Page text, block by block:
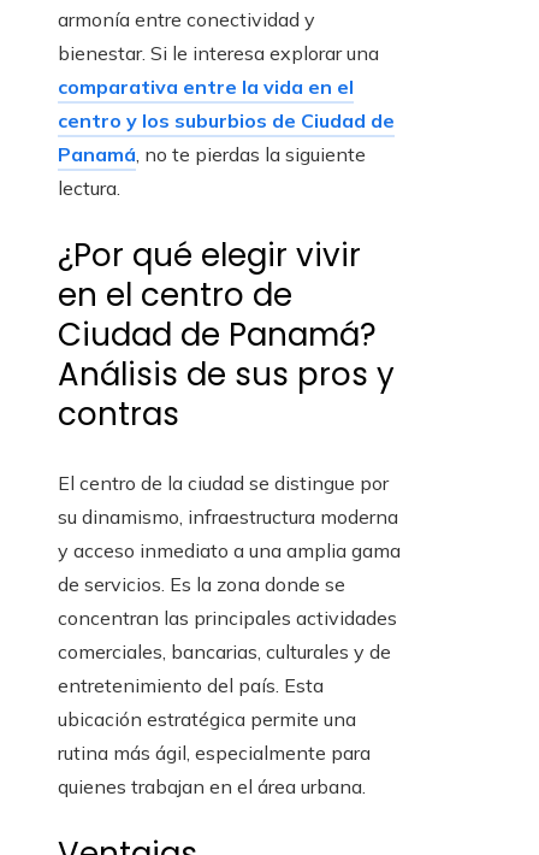
armonía entre conectividad y
bienestar. Si le interesa explorar una
comparativa entre la vida en el
centro y los suburbios de Ciudad de
Panamá, no te pierdas la siguiente
lectura.
¿Por qué elegir vivir
en el centro de
Ciudad de Panamá?
Análisis de sus pros y
contras
El centro de la ciudad se distingue por
su dinamismo, infraestructura moderna
y acceso inmediato a una amplia gama
de servicios. Es la zona donde se
concentran las principales actividades
comerciales, bancarias, culturales y de
entretenimiento del país. Esta
ubicación estratégica permite una
rutina más ágil, especialmente para
quienes trabajan en el área urbana.